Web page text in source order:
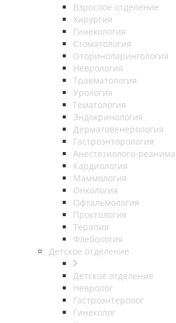
Взрослое отделение
Хирургия
Гинекология
Стоматология
Оториноларингология
Неврология
Травматология
Урология
Гематология
Эндокринология
Дерматовенерология
Гастроэнторология
Анестезиолого-
Кардиология
Маммология
Онкология
Офтальмология
Проктология
Терапия
Флебология
Детское отделение
Детское отделение
Невролог
Гастроэнтеролог
Гинеколог